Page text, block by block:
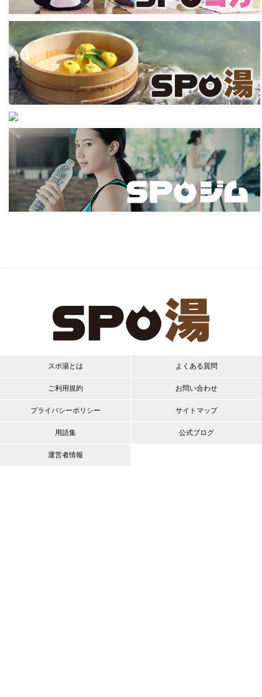
スポ湯とは
ご利用規約
プライバシーポリシー
用語集
運営者情報
よくある質問
お問い合わせ
サイトマップ
公式ブログ